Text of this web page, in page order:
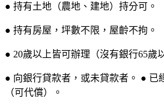
● 持有土地（農地、建地）持分可。
● 持有房屋，坪數不限，屋齡不拘。
● 20歲以上皆可辦理（沒有銀行65歲
● 向銀行貸款者，或未貸款者。 ● 已
（可代償）。